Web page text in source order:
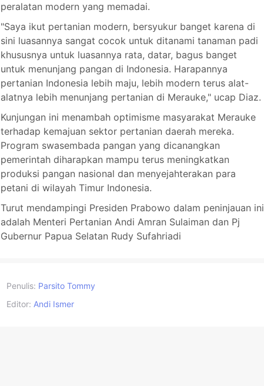
peralatan modern yang memadai.
"Saya ikut pertanian modern, bersyukur banget karena di
sini luasannya sangat cocok untuk ditanami tanaman padi
khususnya untuk luasannya rata, datar, bagus banget
untuk menunjang pangan di Indonesia. Harapannya
pertanian Indonesia lebih maju, lebih modern terus alat-
alatnya lebih menunjang pertanian di Merauke," ucap Diaz.
Kunjungan ini menambah optimisme masyarakat Merauke
terhadap kemajuan sektor pertanian daerah mereka.
Program swasembada pangan yang dicanangkan
pemerintah diharapkan mampu terus meningkatkan
produksi pangan nasional dan menyejahterakan para
petani di wilayah Timur Indonesia.
Turut mendampingi Presiden Prabowo dalam peninjauan ini
adalah Menteri Pertanian Andi Amran Sulaiman dan Pj
Gubernur Papua Selatan Rudy Sufahriadi
Penulis: Parsito Tommy
Editor: Andi Ismer